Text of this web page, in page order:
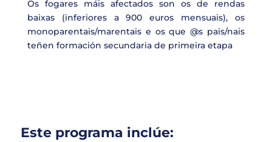
Os fogares máis afectados son os de rendas
baixas (inferiores a 900 euros mensuais), os
monoparentais/marentais e os que @s pais/nais
teñen formación secundaria de primeira etapa
Este programa inclúe: